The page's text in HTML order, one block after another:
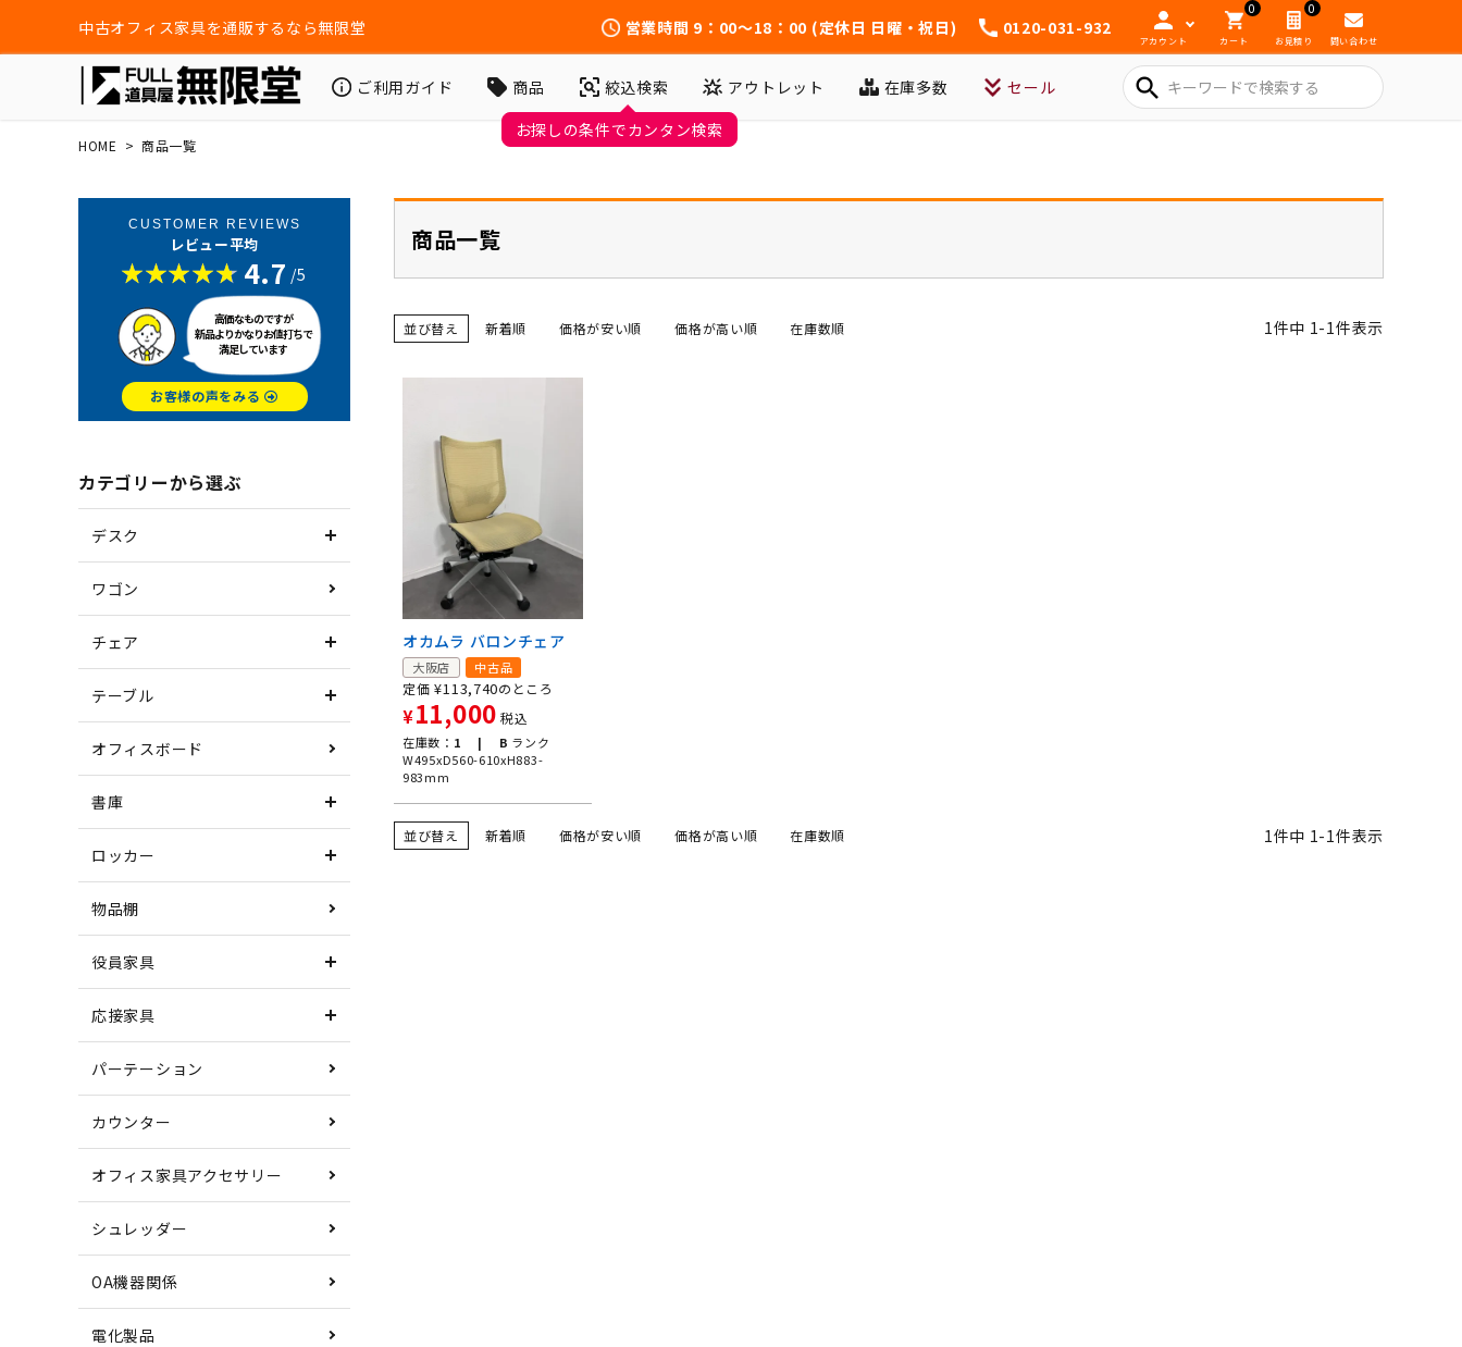
中古オフィス家具を通販するなら無限堂 営業時間 9：00～18：00 (定休日 日曜・祝日) 0120-031-932
アカウント
0
カート
0
お見積り 問い合わせ
ご利用ガイド 商品
絞込検索
お探しの条件でカンタン検索
アウトレット 在庫多数 セール search
HOME 商品一覧
CUSTOMER REVIEWS
レビュー平均
4.7 /5
高価なものですが
新品よりかなりお値打ちで
満足しています
お客様の声をみる
カテゴリーから選ぶ
デスク
ワゴン
チェア
テーブル
オフィスボード
書庫
ロッカー
物品棚
役員家具
応接家具
パーテーション
カウンター
オフィス家具アクセサリー
シュレッダー
OA機器関係
電化製品
商品一覧
並び替え 新着順 価格が安い順 価格が高い順 在庫数順 1件中 1-1件表示
オカムラ バロンチェア
大阪店 中古品
定価 ¥113,740のところ
¥11,000 税込
在庫数： 1 | B ランク
W495xD560-610xH883-
983mm
並び替え 新着順 価格が安い順 価格が高い順 在庫数順 1件中 1-1件表示